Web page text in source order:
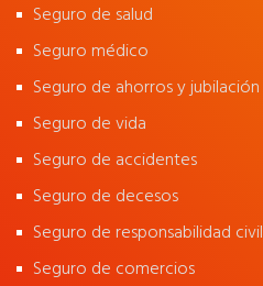
Seguro de salud
Seguro médico
Seguro de ahorros y jubilación
Seguro de vida
Seguro de accidentes
Seguro de decesos
Seguro de responsabilidad civil
Seguro de comercios